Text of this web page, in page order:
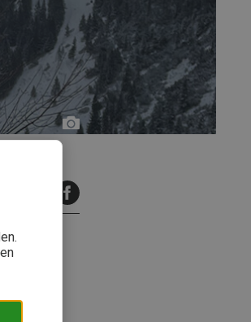
Fabian
von
Ehrenfeld